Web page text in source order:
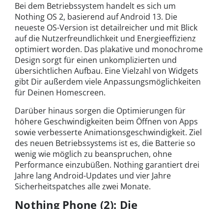
Bei dem Betriebssystem handelt es sich um
Nothing OS 2, basierend auf Android 13. Die
neueste OS-Version ist detailreicher und mit Blick
auf die Nutzerfreundlichkeit und Energieeffizienz
optimiert worden. Das plakative und monochrome
Design sorgt für einen unkomplizierten und
übersichtlichen Aufbau. Eine Vielzahl von Widgets
gibt Dir außerdem viele Anpassungsmöglichkeiten
für Deinen Homescreen.
Darüber hinaus sorgen die Optimierungen für
höhere Geschwindigkeiten beim Öffnen von Apps
sowie verbesserte Animationsgeschwindigkeit. Ziel
des neuen Betriebssystems ist es, die Batterie so
wenig wie möglich zu beanspruchen, ohne
Performance einzubüßen. Nothing garantiert drei
Jahre lang Android-Updates und vier Jahre
Sicherheitspatches alle zwei Monate.
Nothing Phone (2): Die